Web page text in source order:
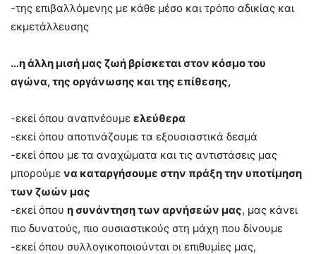
-της επιβαλλόμενης με κάθε μέσο και τρόπο αδικίας και
εκμετάλλευσης
…η άλλη μισή μας ζωή βρίσκεται στον κόσμο του
αγώνα, της οργάνωσης και της επίθεσης,
-εκεί όπου αναπνέουμε ελεύθερα
-εκεί όπου αποτινάζουμε τα εξουσιαστικά δεσμά
-εκεί όπου με τα αναχώματα και τις αντιστάσεις μας
μπορούμε να καταργήσουμε στην πράξη την υποτίμηση
των ζωών μας
-εκεί όπου η συνάντηση των αρνήσεών μας, μας κάνει
πιο δυνατούς, πιο ουσιαστικούς στη μάχη που δίνουμε
-εκεί όπου συλλογικοποιούνται οι επιθυμίες μας,